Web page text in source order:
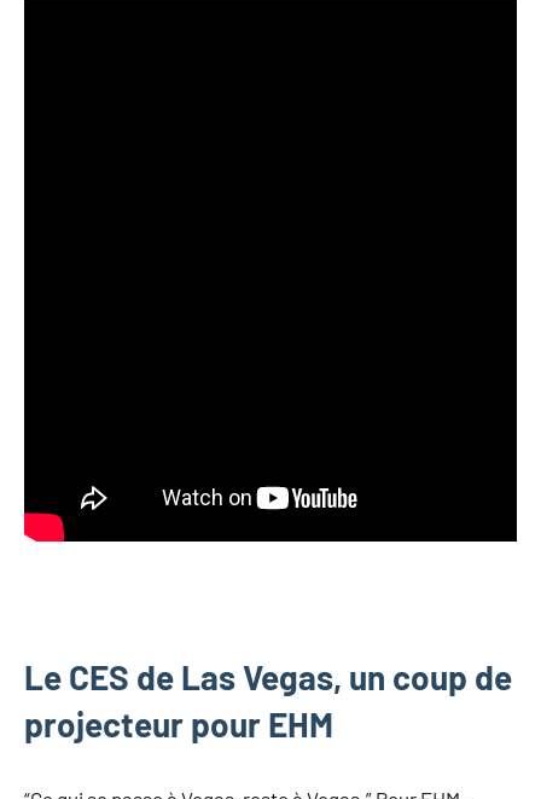
Le CES de Las Vegas, un coup de
projecteur pour EHM